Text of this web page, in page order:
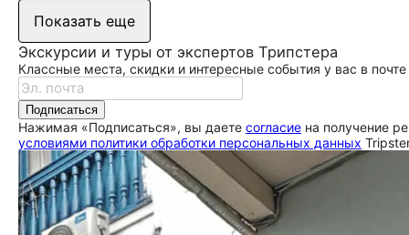
Показать еще
Экскурсии и туры от экспертов Трипстера
Классные места, скидки и интересные события у вас в почте
Подписаться
Нажимая «Подписаться», вы даете согласие на получение
условиями политики обработки персональных данных